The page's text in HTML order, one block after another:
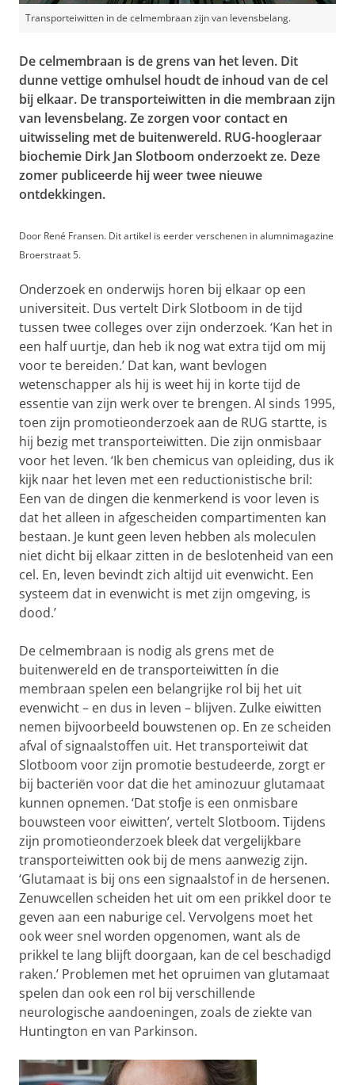
Transporteiwitten in de celmembraan zijn van levensbelang.
De celmembraan is de grens van het leven. Dit
dunne vettige omhulsel houdt de inhoud van de cel
bij elkaar. De transporteiwitten in die membraan zijn
van levensbelang. Ze zorgen voor contact en
uitwisseling met de buitenwereld. RUG-hoogleraar
biochemie Dirk Jan Slotboom onderzoekt ze. Deze
zomer publiceerde hij weer twee nieuwe
ontdekkingen.
Door René Fransen. Dit artikel is eerder verschenen in alumnimagazine
Broerstraat 5.
Onderzoek en onderwijs horen bij elkaar op een
universiteit. Dus vertelt Dirk Slotboom in de tijd
tussen twee colleges over zijn onderzoek. ‘Kan het in
een half uurtje, dan heb ik nog wat extra tijd om mij
voor te bereiden.’ Dat kan, want bevlogen
wetenschapper als hij is weet hij in korte tijd de
essentie van zijn werk over te brengen. Al sinds 1995,
toen zijn promotieonderzoek aan de RUG startte, is
hij bezig met transporteiwitten. Die zijn onmisbaar
voor het leven. ‘Ik ben chemicus van opleiding, dus ik
kijk naar het leven met een reductionistische bril:
Een van de dingen die kenmerkend is voor leven is
dat het alleen in afgescheiden compartimenten kan
bestaan. Je kunt geen leven hebben als moleculen
niet dicht bij elkaar zitten in de beslotenheid van een
cel. En, leven bevindt zich altijd uit evenwicht. Een
systeem dat in evenwicht is met zijn omgeving, is
dood.’
De celmembraan is nodig als grens met de
buitenwereld en de transporteiwitten ín die
membraan spelen een belangrijke rol bij het uit
evenwicht – en dus in leven – blijven. Zulke eiwitten
nemen bijvoorbeeld bouwstenen op. En ze scheiden
afval of signaalstoffen uit. Het transporteiwit dat
Slotboom voor zijn promotie bestudeerde, zorgt er
bij bacteriën voor dat die het aminozuur glutamaat
kunnen opnemen. ‘Dat stofje is een onmisbare
bouwsteen voor eiwitten’, vertelt Slotboom. Tijdens
zijn promotieonderzoek bleek dat vergelijkbare
transporteiwitten ook bij de mens aanwezig zijn.
‘Glutamaat is bij ons een signaalstof in de hersenen.
Zenuwcellen scheiden het uit om een prikkel door te
geven aan een naburige cel. Vervolgens moet het
ook weer snel worden opgenomen, want als de
prikkel te lang blijft doorgaan, kan de cel beschadigd
raken.’ Problemen met het opruimen van glutamaat
spelen dan ook een rol bij verschillende
neurologische aandoeningen, zoals de ziekte van
Huntington en van Parkinson.